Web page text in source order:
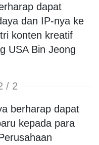
dapat
dan IP-nya ke
konten kreatif
USA Bin Jeong
/ 2
berharap dapat
kepada para